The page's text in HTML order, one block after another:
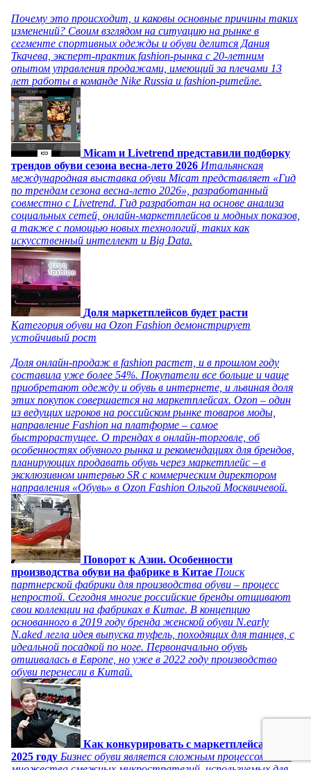
Почему это происходит, и каковы основные причины таких
изменений? Своим взглядом на ситуацию на рынке в
сегменте спортивных одежды и обуви делится Дания
Ткачева, эксперт-практик fashion-рынка с 20-летним
опытом управления продажами, имеющий за плечами 13
лет работы в команде Nike Russia и fashion-ритейле.
Micam и Livetrend представили подборку
трендов обуви сезона весна-лето 2026 Итальянская
международная выставка обуви Micam представляет «Гид
по трендам сезона весна-лето 2026», разработанный
совместно с Livetrend. Гид разработан на основе анализа
социальных сетей, онлайн-маркетплейсов и модных показов,
а также с помощью новых технологий, таких как
искусственный интеллект и Big Data.
Доля маркетплейсов будет расти
Категория обуви на Ozon Fashion демонстрирует
устойчивый рост
Доля онлайн-продаж в fashion растет, и в прошлом году
составила уже более 54%. Покупатели все больше и чаще
приобретают одежду и обувь в интернете, и львиная доля
этих покупок совершается на маркетплейсах. Ozon – один
из ведущих игроков на российском рынке товаров моды,
направление Fashion на платформе – самое
быстрорастущее. О трендах в онлайн-торговле, об
особенностях обувного рынка и рекомендациях для брендов,
планирующих продавать обувь через маркетплейс – в
эксклюзивном интервью SR с коммерческим директором
направления «Обувь» в Ozon Fashion Ольгой Москвичевой.
Поворот к Азии. Особенности
производства обуви на фабрике в Китае Поиск
партнерской фабрики для производства обуви – процесс
непростой. Сегодня многие российские бренды отшивают
свои коллекции на фабриках в Китае. В концепцию
основанного в 2019 году бренда женской обуви N.early
N.aked легла идея выпуска туфель, походящих для танцев, с
идеальной посадкой по ноге. Первоначально обувь
отшивалась в Европе, но уже в 2022 году производство
обуви перенесли в Китай.
Как конкурировать с маркетплейсами в
2025 году Бизнес обуви является сложным процессом из-за